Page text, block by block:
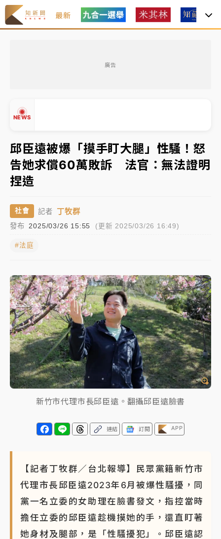
最新
廣告
NEWS
中颱白海豚環流掠北海！今明防劇烈降雨 東部高溫飆
38度
周末精選｜ 慈濟遭詐10億完整始末曝！律師掮客大玩兩
面手法 郭台銘、蔡英文成關鍵
本周爆款短影音｜ 柯文哲帶電子手鐶拄拐杖現身／周玉
蔻蔡玉真開撕爆料
周末精選｜
任 預算難關如何解？
要3件事
買1送1
白海豚逼近！新北高灘地停車場下午4時強制拖吊 中午
開放水門周邊紅黃線停車
中颱白海豚環流掠北海！今明防劇烈降雨 東部高溫飆
38度
周末精選｜ 慈濟遭詐10億完整始末曝！律師掮客大玩兩
面手法 郭台銘、蔡英文成關鍵
蔻蔡玉真開撕爆料
周末精選｜ 跨境網購族注意！EZ Way若改由政府委
任 預算難關如何解？
要3件事
▼
邱臣遠被爆「摸手盯大腿」性騷！怒
告她求償60萬敗訴 法官：無法證明
捏造
社會 記者 丁牧群
發布 2025/03/26 15:55 (更新 2025/03/26 16:49)
#法庭
新竹市代理市長邱臣遠。翻攝邱臣遠臉書
連結 訂閱 APP
【記者丁牧群／台北報導】民眾黨籍新竹市
代理市長邱臣遠2023年6月被爆性騷擾，同
黨一名立委的女助理在臉書發文，指控當時
擔任立委的邱臣遠趁機摸她的手，還直盯著
她身材及腿部，是「性騷擾犯」。邱臣遠認